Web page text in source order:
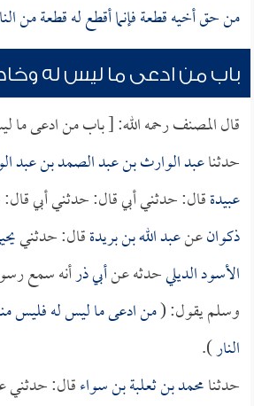
من حق أخيه قطعة فإنما أقطع له قطعة من
باب من ادعى ما ليس له
قال المصنف رحمه الله: [ باب من ادعى ما
حدثناعبد الوارث بن عبد الصمد بن عبد
عبيدةقال: حدثني أبي قال: حدثني أبي
ذكوانعنعبد الله بن بريدةقال: حدثني
الأسود الديليحدثه عنأبي ذرأنه سمع
وسلم يقول: (من ادعى ما ليس له فليس
النار).
حدثنامحمد بن ثعلبة بن سواءقال: حدثني